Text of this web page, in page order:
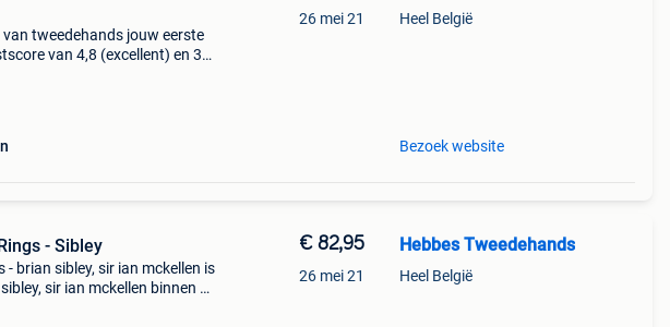
tweedehands jouw eerste
van 4,8 (excellent) en 30
26 mei 21 Heel België
Bezoek website
- Sibley
- brian sibley, sir ian mckellen is
sir ian mckellen binnen de
€ 82,95
26 mei 21
Hebbes Tweedehands
Heel België